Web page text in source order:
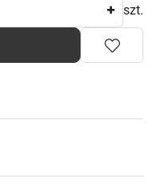
szt.